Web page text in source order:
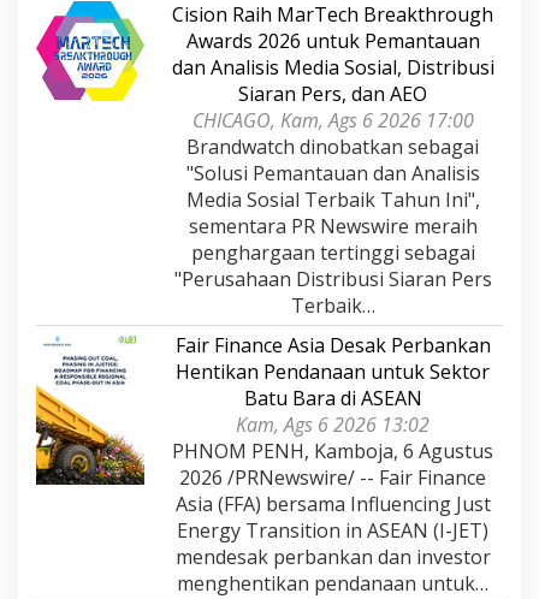
Cision Raih MarTech Breakthrough
Awards 2026 untuk Pemantauan
dan Analisis Media Sosial, Distribusi
Siaran Pers, dan AEO
CHICAGO, Kam, Ags 6 2026 17:00
Brandwatch dinobatkan sebagai
"Solusi Pemantauan dan Analisis
Media Sosial Terbaik Tahun Ini",
sementara PR Newswire meraih
penghargaan tertinggi sebagai
"Perusahaan Distribusi Siaran Pers
Terbaik…
Fair Finance Asia Desak Perbankan
Hentikan Pendanaan untuk Sektor
Batu Bara di ASEAN
Kam, Ags 6 2026 13:02
PHNOM PENH, Kamboja, 6 Agustus
2026 /PRNewswire/ -- Fair Finance
Asia (FFA) bersama Influencing Just
Energy Transition in ASEAN (I-JET)
mendesak perbankan dan investor
menghentikan pendanaan untuk…